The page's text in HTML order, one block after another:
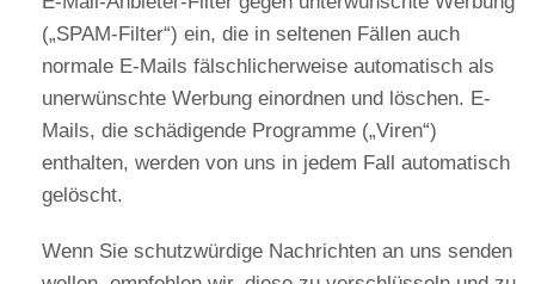
(„SPAM-Filter“) ein, die in seltenen Fällen auch
normale E-Mails fälschlicherweise automatisch als
unerwünschte Werbung einordnen und löschen. E-
Mails, die schädigende Programme („Viren“)
enthalten, werden von uns in jedem Fall automatisch
gelöscht.
Wenn Sie schutzwürdige Nachrichten an uns senden